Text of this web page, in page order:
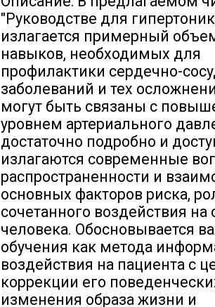
"Руководстве для
излагается примерный
навыков, необходимых для
профилактики сердечно-
заболеваний и тех
могут быть связаны с
уровнем артериального
достаточно подробно и
излагаются современные
распространенности и
основных факторов риска,
сочетанного воздействия на
человека. Обосновывается
обучения как метода
воздействия на пациента с
коррекции его
изменения образа жизни и